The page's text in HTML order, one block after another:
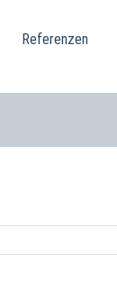
Referenzen